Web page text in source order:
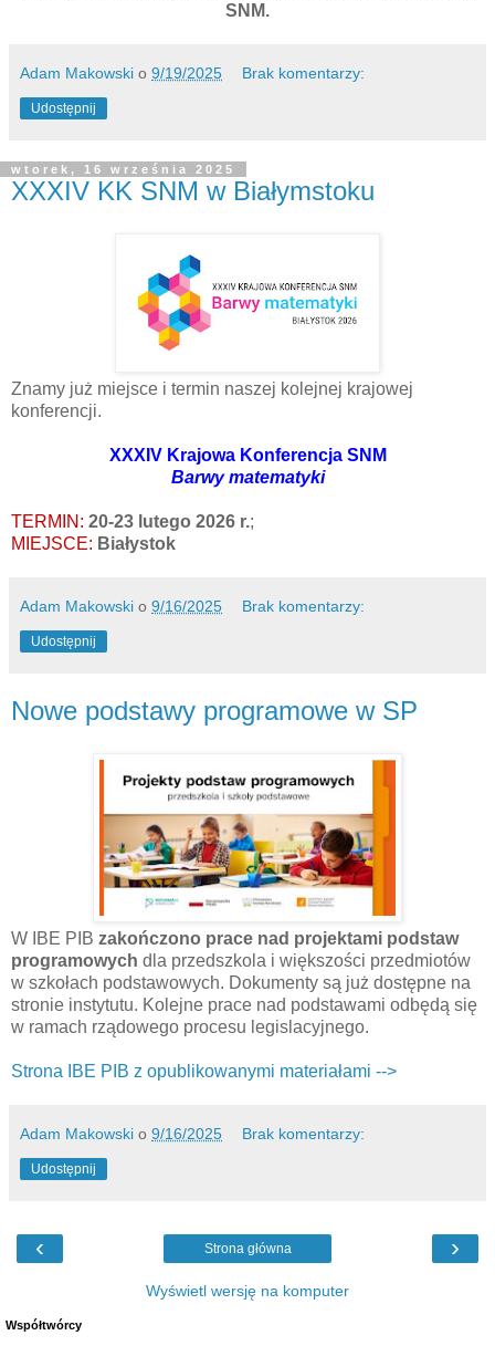
SNM.
Adam Makowski o 9/19/2025 Brak komentarzy:
Udostępnij
wtorek, 16 września 2025
XXXIV KK SNM w Białymstoku
Znamy już miejsce i termin naszej kolejnej krajowej
konferencji.
XXXIV Krajowa Konferencja SNM
Barwy matematyki
TERMIN: 20-23 lutego 2026 r.;
MIEJSCE: Białystok
Adam Makowski o 9/16/2025 Brak komentarzy:
Udostępnij
Nowe podstawy programowe w SP
W IBE PIB zakończono prace nad projektami podstaw
programowych dla przedszkola i większości przedmiotów
w szkołach podstawowych. Dokumenty są już dostępne na
stronie instytutu. Kolejne prace nad podstawami odbędą się
w ramach rządowego procesu legislacyjnego.
Strona IBE PIB z opublikowanymi materiałami -->
Adam Makowski o 9/16/2025 Brak komentarzy:
Udostępnij
‹ ›
Strona główna
Wyświetl wersję na komputer
Współtwórcy